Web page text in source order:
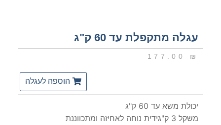
עגלה מתקפלת עד 60 ק"ג
177.00 ₪
הוספה לעגלה
יכולת משא עד 60 ק"ג
משקל 3 ק"גידית נוחה לאחיזה ומתכווננת